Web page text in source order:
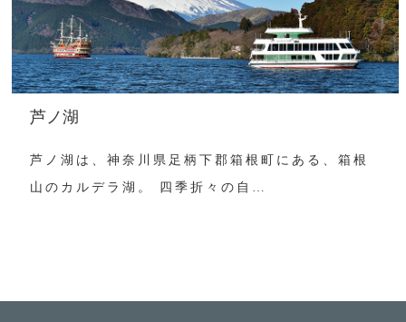
芦ノ湖
芦ノ湖は、神奈川県足柄下郡箱根町にある、箱根
山のカルデラ湖。 四季折々の自…